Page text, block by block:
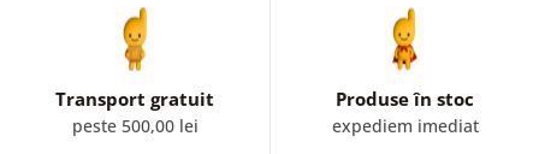
Transport gratuit
peste 500,00 lei
Produse în stoc
expediem imediat